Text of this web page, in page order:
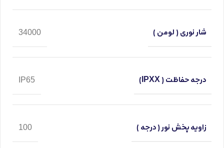
شار نوری ( لومن ) 34000
درجه حفاظت ( IPXX) IP65
زاویه پخش نور ( درجه ) 100